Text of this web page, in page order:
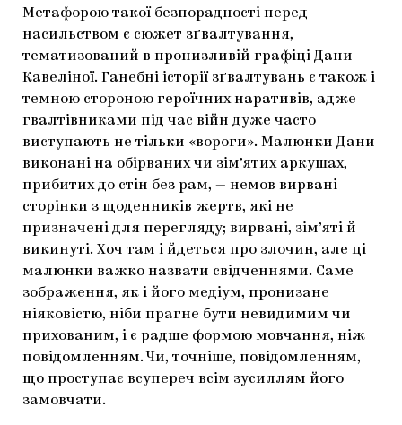
Метафорою такої безпорадності перед
насильством є сюжет зґвалтування,
тематизований в пронизливій графіці Дани
Кавеліної. Ганебні історії зґвалтувань є також і
темною стороною героїчних наративів, адже
гвалтівниками під час війн дуже часто
виступають не тільки «вороги». Малюнки Дани
виконані на обірваних чи зім’ятих аркушах,
прибитих до стін без рам, — немов вирвані
сторінки з щоденників жертв, які не
призначені для перегляду; вирвані, зім’яті й
викинуті. Хоч там і йдеться про злочин, але ці
малюнки важко назвати свідченнями. Саме
зображення, як і його медіум, пронизане
ніяковістю, ніби прагне бути невидимим чи
прихованим, і є радше формою мовчання, ніж
повідомленням. Чи, точніше, повідомленням,
що проступає всупереч всім зусиллям його
замовчати.